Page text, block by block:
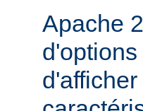
Apache